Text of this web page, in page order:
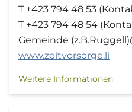
T +423 794 48 53
T +423 794 48 54
Gemeinde
www.zeitvorsorge.li
Weitere Informationen